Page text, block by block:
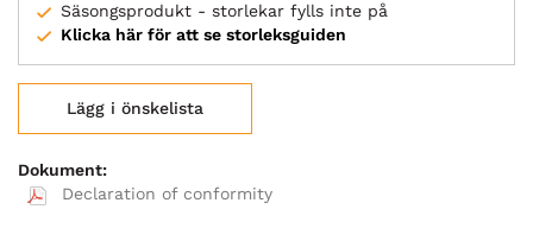
Säsongsprodukt - storlekar fylls inte på
Klicka här för att se storleksguiden
Lägg i önskelista
Dokument:
Declaration of conformity